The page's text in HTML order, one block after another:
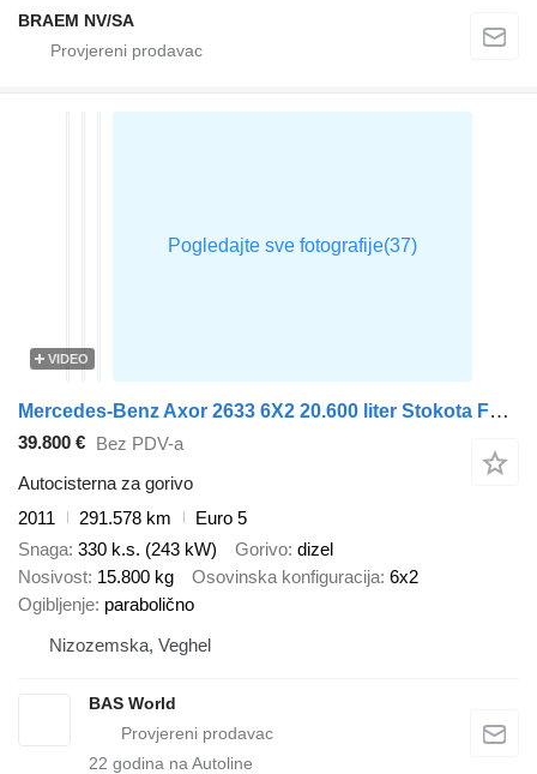
BRAEM NV/SA
VIDEO
Mercedes-Benz Axor 2633 6X2 20.600 liter Stokota Fuel tanker 4 compartments Li
39.800 € Bez PDV-a
Autocisterna za gorivo
2011
291.578 km
Euro 5
Snaga 330 k.s. (243 kW) Gorivo dizel
Nosivost 15.800 kg Osovinska konfiguracija 6x2
Ogibljenje parabolično
Nizozemska, Veghel
BAS World
22 godina na Autoline